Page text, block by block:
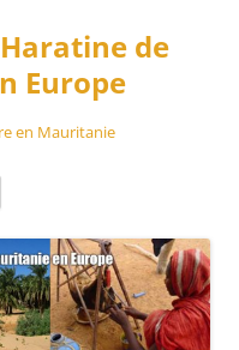
de
Europe
en Mauritanie